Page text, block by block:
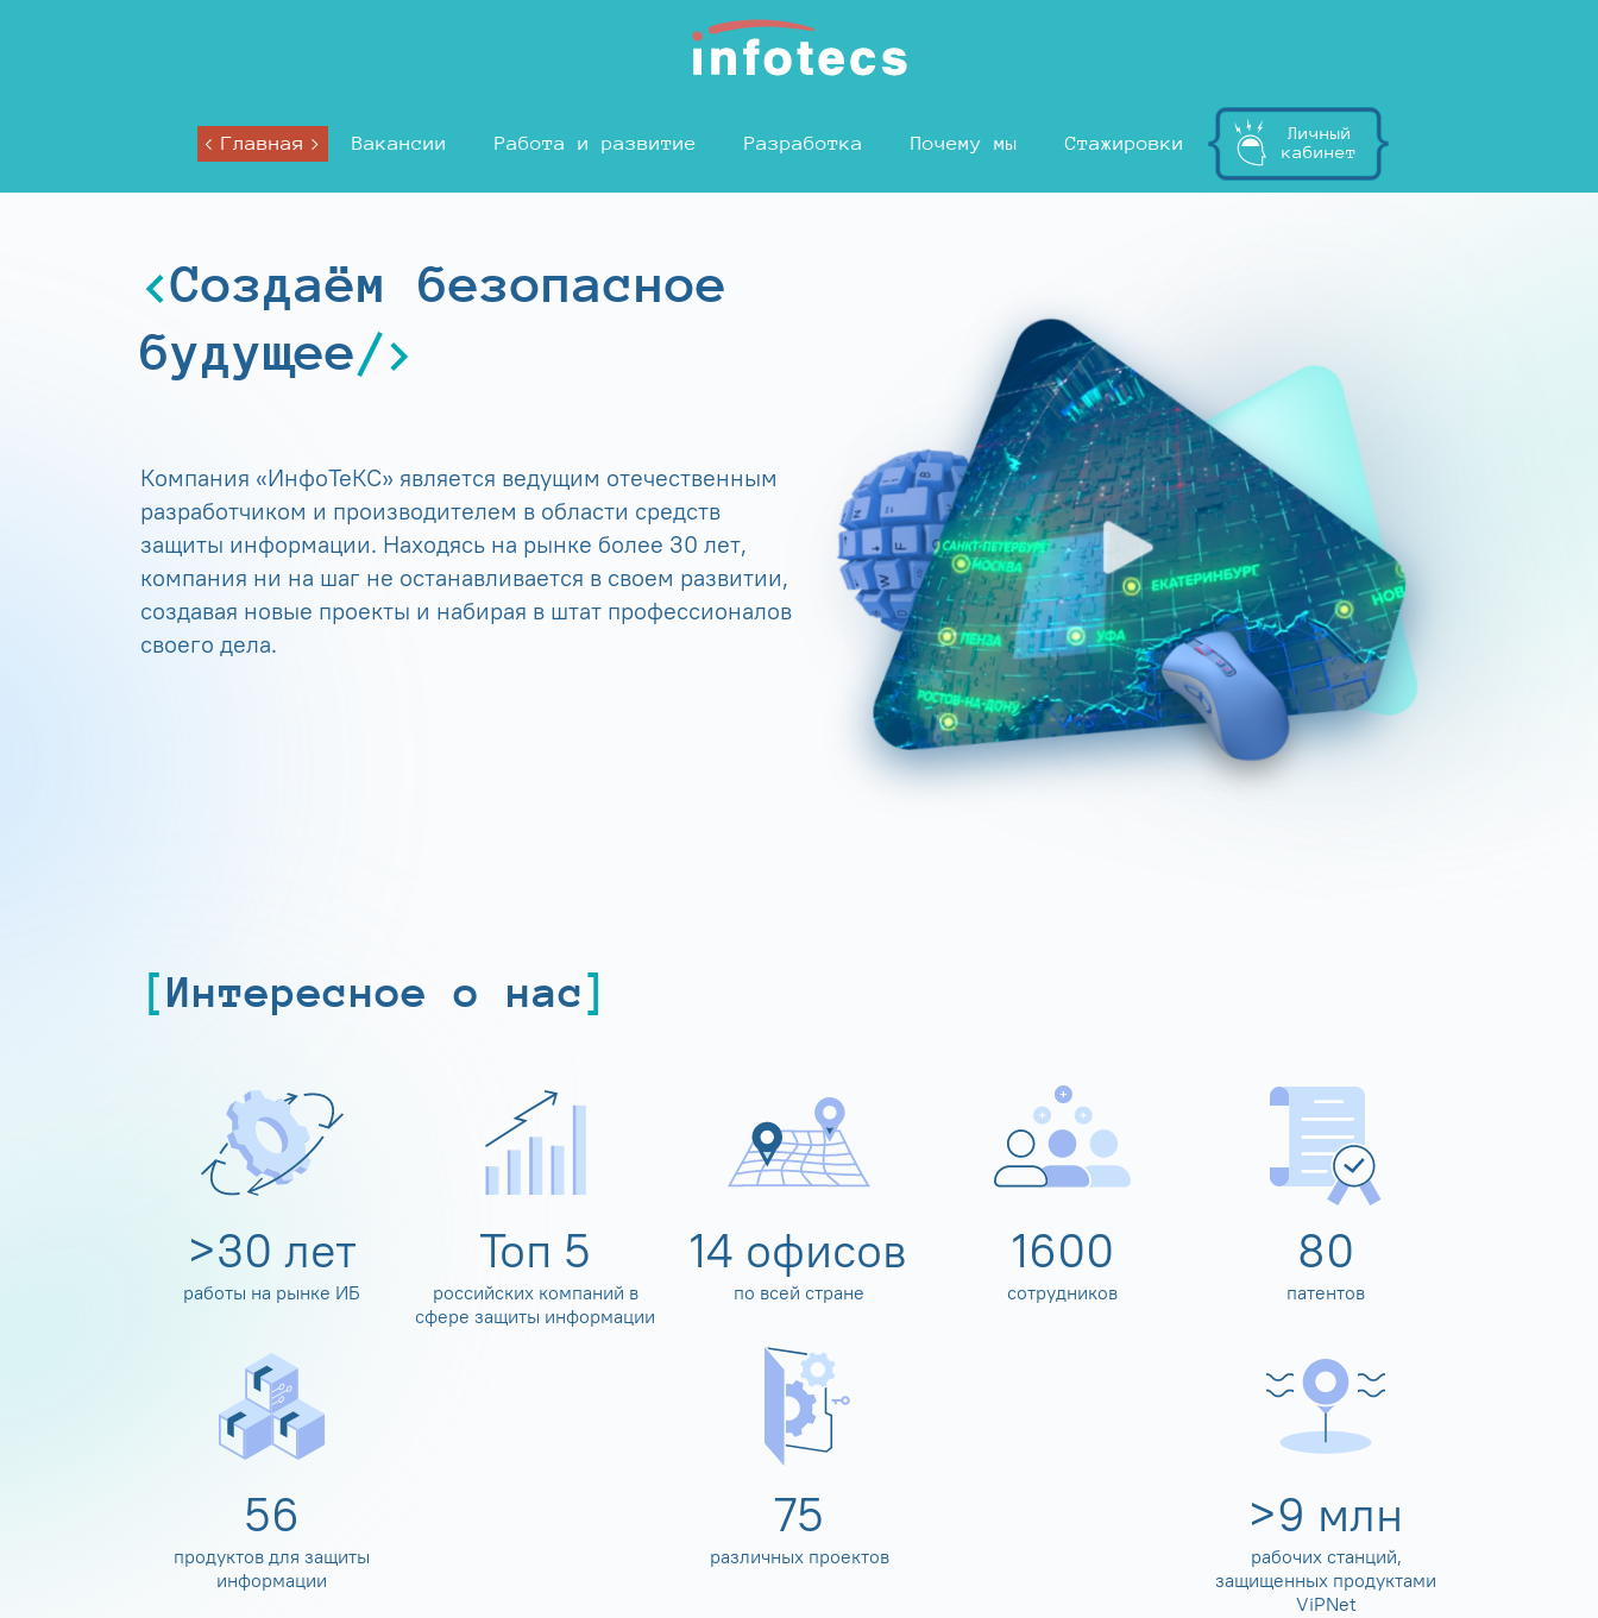
Главная Вакансии Работа и развитие Разработка Почему мы Стажировки
Личный
кабинет
Создаём безопасное
будущее
Компания «ИнфоТеКС» является ведущим отечественным
разработчиком и производителем в области средств
защиты информации. Находясь на рынке более 30 лет,
компания ни на шаг не останавливается в своем развитии,
создавая новые проекты и набирая в штат профессионалов
своего дела.
Интересное о нас
>30 лет
работы на рынке ИБ
Топ 5
российских компаний в
сфере защиты информации
14 офисов
по всей стране
1600
сотрудников
80
патентов
60
продуктов для защиты
информации
80
различных проектов
>10 млн
рабочих станций,
защищенных продуктами
ViPNet